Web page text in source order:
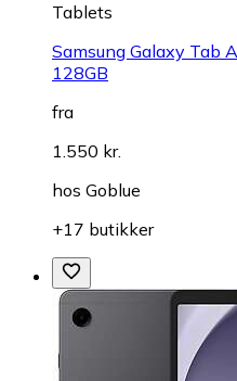
Tablets
Samsung Galaxy Tab
128GB
fra
1.550 kr.
hos Goblue
+17 butikker